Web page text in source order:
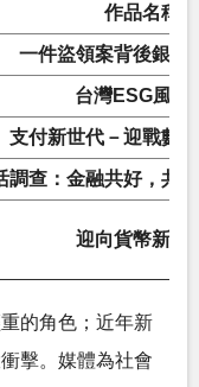
作品名稱
一件盜領案背後銀行
台灣ESG風雲
支付新世代－迎戰數
調查：金融共好，共
迎向貨幣新紀
的角色；近年新
擊。媒體為社會